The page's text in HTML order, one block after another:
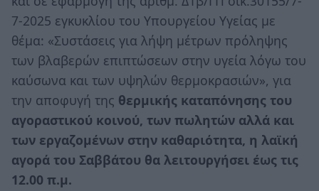
7-2025 εγκυκλίου του Υπουργείου Υγείας με
θέμα: «Συστάσεις για λήψη μέτρων πρόληψης
των βλαβερών επιπτώσεων στην υγεία λόγω του
καύσωνα και των υψηλών θερμοκρασιών», για
την αποφυγή της θερμικής καταπόνησης του
αγοραστικού κοινού, των πωλητών αλλά και
των εργαζομένων στην καθαριότητα, η λαϊκή
αγορά του Σαββάτου θα λειτουργήσει έως τις
12.00 π.μ.